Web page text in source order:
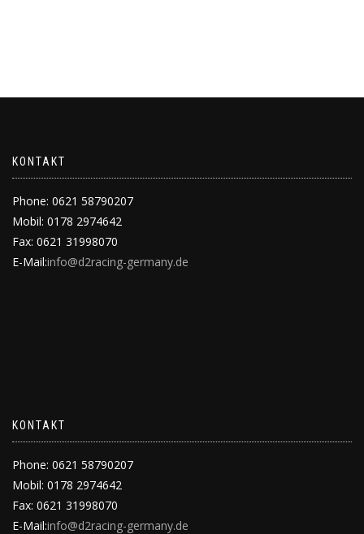
KONTAKT
Phone: 0621 58790207
Mobil: 0178 2974642
Fax: 0621 31998070
E-Mail:info@d2racing-germany.de
KONTAKT
Phone: 0621 58790207
Mobil: 0178 2974642
Fax: 0621 31998070
E-Mail:info@d2racing-germany.de